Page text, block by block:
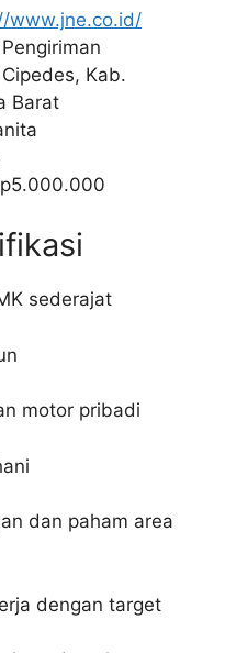
www.jne.co.id/
Kab.
Barat
sederajat
motor pribadi
dan paham area
dengan target